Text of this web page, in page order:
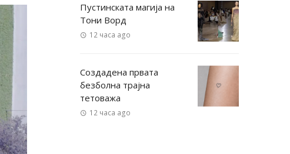
Пустинската магија на
Тони Ворд
12 часа ago
Создадена првата
безболна трајна
тетоважа
12 часа ago